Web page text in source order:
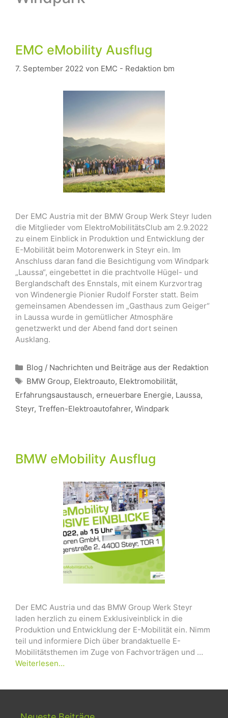
EMC eMobility Ausflug
7. September 2022 von EMC - Redaktion bm
Der EMC Austria mit der BMW Group Werk Steyr luden
die Mitglieder vom ElektroMobilitätsClub am 2.9.2022
zu einem Einblick in Produktion und Entwicklung der
E-Mobilität beim Motorenwerk in Steyr ein. Im
Anschluss daran fand die Besichtigung vom Windpark
„Laussa“, eingebettet in die prachtvolle Hügel- und
Berglandschaft des Ennstals, mit einem Kurzvortrag
von Windenergie Pionier Rudolf Forster statt. Beim
gemeinsamen Abendessen im „Gasthaus zum Geiger“
in Laussa wurde in gemütlicher Atmosphäre
genetzwerkt und der Abend fand dort seinen
Ausklang.
Kategorien
Blog / Nachrichten und Beiträge aus der Redaktion
Schlagwörter
BMW Group, Elektroauto, Elektromobilität,
Erfahrungsaustausch, erneuerbare Energie, Laussa,
Steyr, Treffen-Elektroautofahrer, Windpark
BMW eMobility Ausflug
Der EMC Austria und das BMW Group Werk Steyr
laden herzlich zu einem Exklusiveinblick in die
Produktion und Entwicklung der E-Mobilität ein. Nimm
teil und informiere Dich über brandaktuelle E-
Mobilitätsthemen im Zuge von Fachvorträgen und …
Weiterlesen…